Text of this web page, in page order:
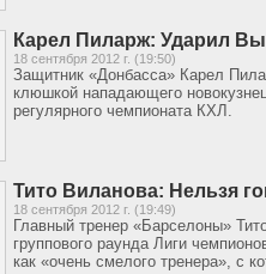
Карел Пиларж: Ударил
18 сентября 2012 г. (19:50)
Защитник «Донбасса» Карел
клюшкой нападающего
регулярного чемпионата КХЛ.
Тито Виланова: Нельзя
18 сентября 2012 г. (19:49)
Главный тренер «Барселоны»
группового раунда Лиги
как «очень смелого тренера», с